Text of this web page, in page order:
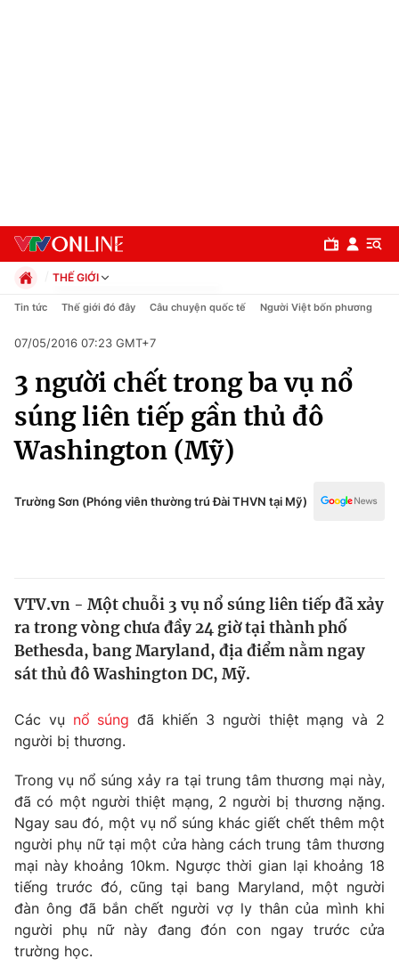
Chuyên mục
Chính trị
Xã hội
Pháp luật
Thế giới
Tin tức
Thế giới đó đây
Câu chuyện quốc tế
Kinh tế
Thị trường
Góc doanh nghiệp
Dữ liệu và đời sống
Phim VTV
Hậu trường
Nhân vật
Khán giả
Giải sao mai
Giải trí
Điện ảnh
Âm nhạc
Sao
Đời sống
Du lịch
Làm đẹp
Giáo dục
Tuyển sinh
THẾ GIỚI
Chính trị
Pháp luật
Kinh tế
Thể thao
Truyền hình
Văn hóa - Giải trí
Công nghệ
Tin tức Thế giới đó đây Câu chuyện quốc tế Người Việt bốn phương
07/05/2016 07:23 GMT+7
3 người chết trong ba vụ nổ
súng liên tiếp gần thủ đô
Washington (Mỹ)
Trường Sơn (Phóng viên thường trú Đài THVN tại Mỹ)
VTV.vn - Một chuỗi 3 vụ nổ súng liên tiếp đã xảy
ra trong vòng chưa đầy 24 giờ tại thành phố
Bethesda, bang Maryland, địa điểm nằm ngay
sát thủ đô Washington DC, Mỹ.
Các vụ nổ súng đã khiến 3 người thiệt mạng và 2
người bị thương.
Trong vụ nổ súng xảy ra tại trung tâm thương mại này,
đã có một người thiệt mạng, 2 người bị thương nặng.
Ngay sau đó, một vụ nổ súng khác giết chết thêm một
người phụ nữ tại một cửa hàng cách trung tâm thương
mại này khoảng 10km. Ngược thời gian lại khoảng 18
tiếng trước đó, cũng tại bang Maryland, một người
đàn ông đã bắn chết người vợ ly thân của mình khi
người phụ nữ này đang đón con ngay trước cửa
trường học.